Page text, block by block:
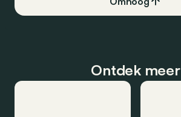
Ontdek meer